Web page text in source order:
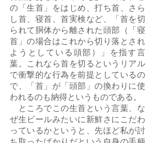
の「生首」をはじめ、打ち首、さら
し首、寝首、首実検など、「首を切
られて胴体から離された頭部（「寝
首」の場合はこれから切り落とされ
ようとしている頭部）」を指す言
葉。これなら首を切るというリアル
で衝撃的な行為を前提としているの
で、「首」が「頭部」の換わりに使
われるのも納得というものである。
ところでこの生首という言葉、な
ぜ生ビールみたいに新鮮さにこだわ
っているかというと、先ほど私が討